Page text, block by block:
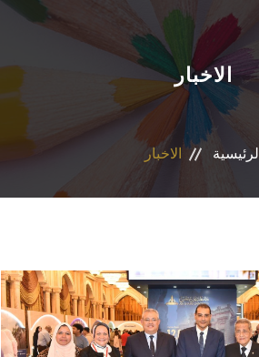
عن الكلية
البرامج العامة
حياة اكاديمية
اخرى
الاخبار
الرئيسية الاخبار